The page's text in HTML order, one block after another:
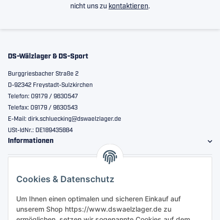
Cookies & Datenschutz
Um Ihnen einen optimalen und sicheren Einkauf auf
unserem Shop https://www.dswaelzlager.de zu
nicht uns zu kontaktieren.
DS-Wälzlager & DS-Sport
Burggriesbacher Straße 2
D-92342 Freystadt-Sulzkirchen
Telefon: 09179 / 9630547
Telefax: 09179 / 9630543
E-Mail: dirk.schluecking@dswaelzlager.de
USt-IdNr.: DE189435884
Informationen